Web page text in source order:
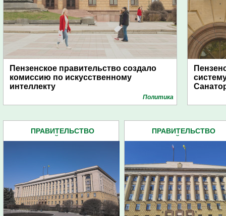
Пензенское правительство создало
комиссию по искусственному
интеллекту
Политика
ПРАВИТЕЛЬСТВО
ПРАВИТЕЛЬСТВО